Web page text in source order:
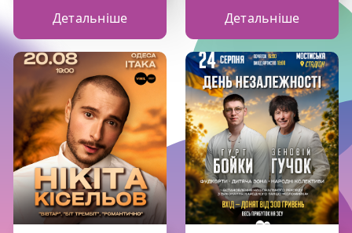
Детальніше Детальніше